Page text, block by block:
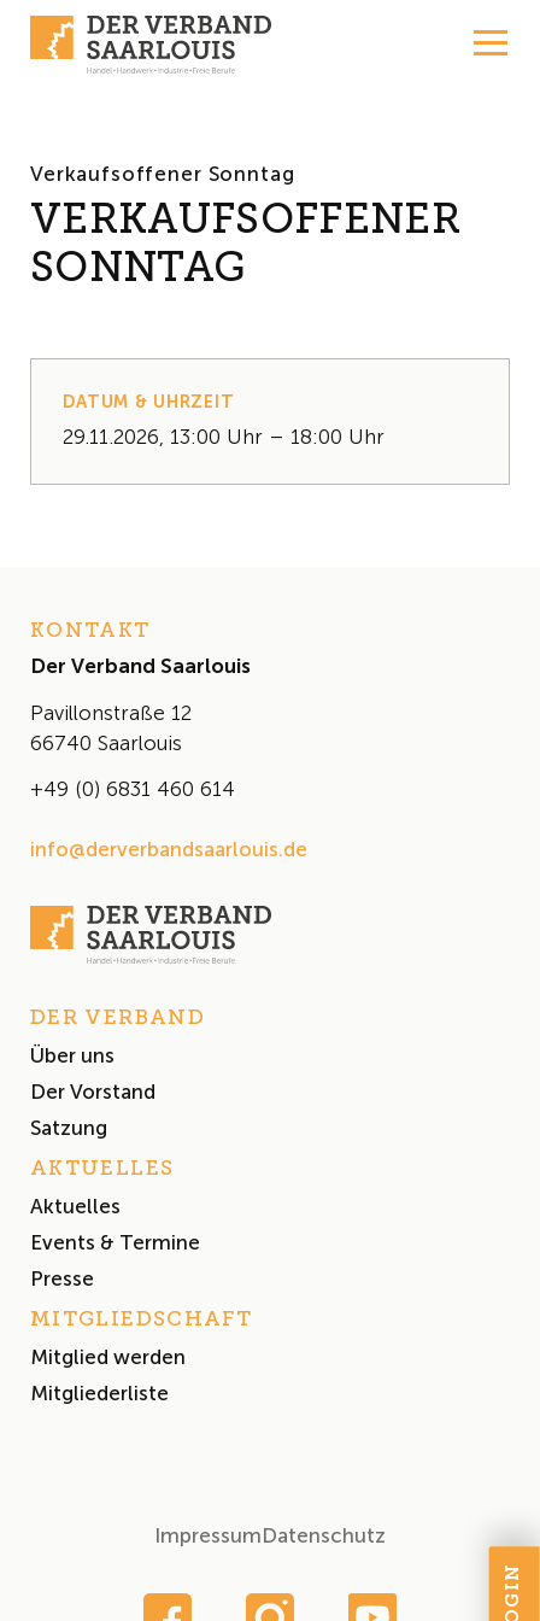
Verkaufsoffener Sonntag
VERKAUFSOFFENER
SONNTAG
DATUM & UHRZEIT
29.11.2026, 13:00 Uhr – 18:00 Uhr
KONTAKT
Der Verband Saarlouis
Pavillonstraße 12
66740 Saarlouis
+49 (0) 6831 460 614
info@derverbandsaarlouis.de
DER VERBAND
Über uns
Der Vorstand
Satzung
AKTUELLES
Aktuelles
Events & Termine
Presse
MITGLIEDSCHAFT
Mitglied werden
Mitgliederliste
ImpressumDatenschutz
LOGIN